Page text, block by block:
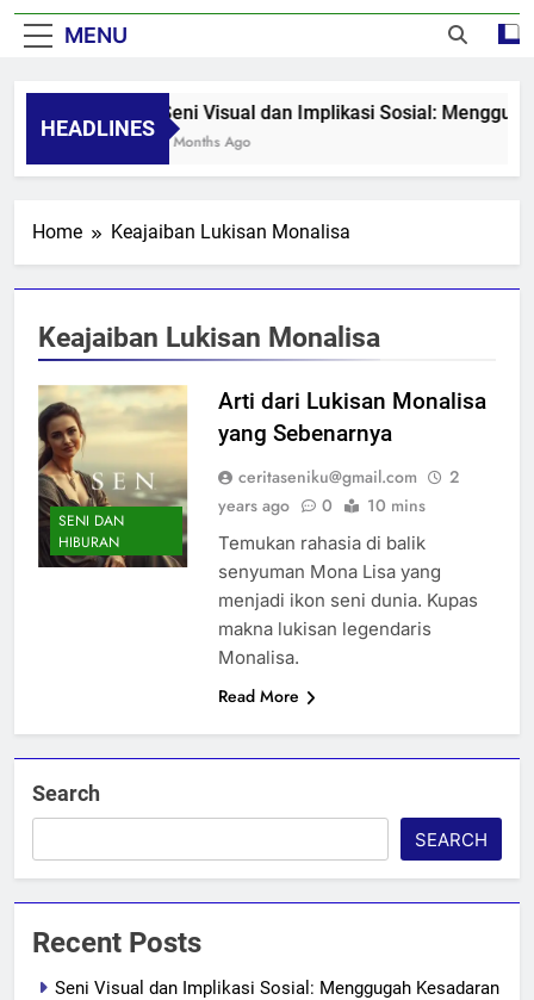
MENU
HEADLINES
Seni Visual dan Implikasi Sosial:
8 Months Ago
Home Keajaiban Lukisan Monalisa
Keajaiban Lukisan Monalisa
SENI DAN
HIBURAN
Arti dari Lukisan Monalisa
yang Sebenarnya
ceritaseniku@gmail.com
2
years ago
0 10 mins
Temukan rahasia di balik
senyuman Mona Lisa yang
menjadi ikon seni dunia. Kupas
makna lukisan legendaris
Monalisa.
Read More
Search
SEARCH
Recent Posts
Seni Visual dan Implikasi Sosial: Menggugah Kesadaran